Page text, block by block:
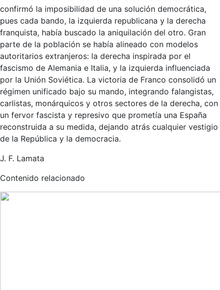
confirmó la imposibilidad de una solución democrática,
pues cada bando, la izquierda republicana y la derecha
franquista, había buscado la aniquilación del otro. Gran
parte de la población se había alineado con modelos
autoritarios extranjeros: la derecha inspirada por el
fascismo de Alemania e Italia, y la izquierda influenciada
por la Unión Soviética. La victoria de Franco consolidó un
régimen unificado bajo su mando, integrando falangistas,
carlistas, monárquicos y otros sectores de la derecha, con
un fervor fascista y represivo que prometía una España
reconstruida a su medida, dejando atrás cualquier vestigio
de la República y la democracia.
J. F. Lamata
Contenido relacionado